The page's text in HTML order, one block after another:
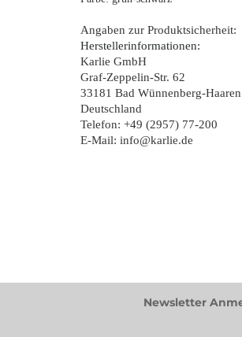
Angaben zur Produktsicherheit:
Herstellerinformationen:
Karlie GmbH
Graf-Zeppelin-Str. 62
33181 Bad Wünnenberg-Haaren
Deutschland
Telefon: +49 (2957) 77-200
E-Mail: info@karlie.de
Newsletter